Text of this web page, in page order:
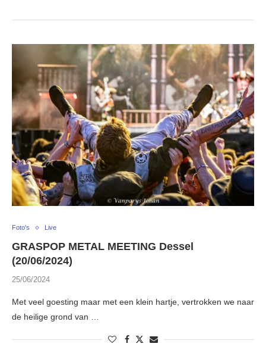
Foto's Live
GRASPOP METAL MEETING Dessel
(20/06/2024)
25/06/2024
Met veel goesting maar met een klein hartje, vertrokken we naar
de heilige grond van …